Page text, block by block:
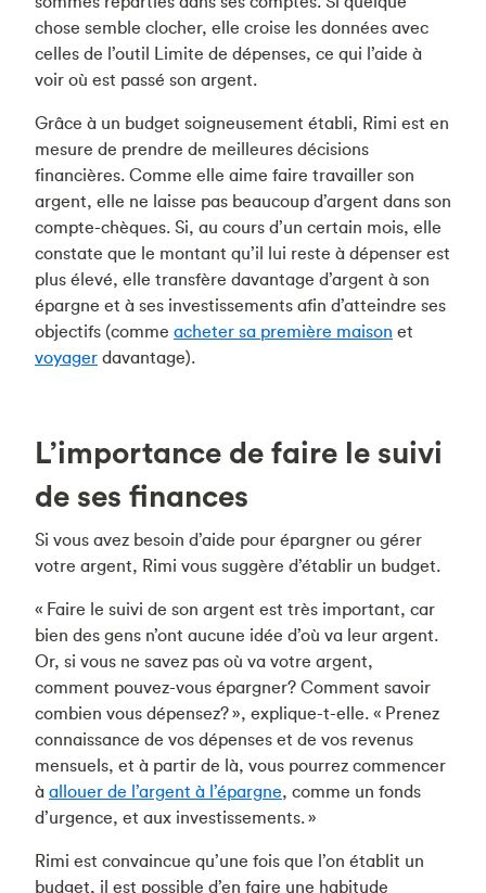
chose semble clocher, elle croise les données avec
celles de l’outil Limite de dépenses, ce qui l’aide à
voir où est passé son argent.
Grâce à un budget soigneusement établi, Rimi est en
mesure de prendre de meilleures décisions
financières. Comme elle aime faire travailler son
argent, elle ne laisse pas beaucoup d’argent dans son
compte-chèques. Si, au cours d’un certain mois, elle
constate que le montant qu’il lui reste à dépenser est
plus élevé, elle transfère davantage d’argent à son
épargne et à ses investissements afin d’atteindre ses
objectifs (comme acheter sa première maison et
voyager davantage).
L’importance de faire le suivi
de ses finances
Si vous avez besoin d’aide pour épargner ou gérer
votre argent, Rimi vous suggère d’établir un budget.
« Faire le suivi de son argent est très important, car
bien des gens n’ont aucune idée d’où va leur argent.
Or, si vous ne savez pas où va votre argent,
comment pouvez-vous épargner? Comment savoir
combien vous dépensez? », explique-t-elle. « Prenez
connaissance de vos dépenses et de vos revenus
mensuels, et à partir de là, vous pourrez commencer
à allouer de l’argent à l’épargne, comme un fonds
d’urgence, et aux investissements. »
Rimi est convaincue qu’une fois que l’on établit un
budget, il est possible d’en faire une habitude